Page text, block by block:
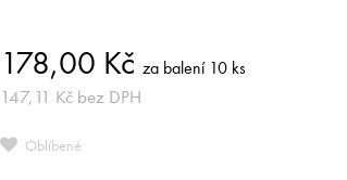
178,00 Kč za balení 10 ks
147,11 Kč bez DPH
Oblíbené